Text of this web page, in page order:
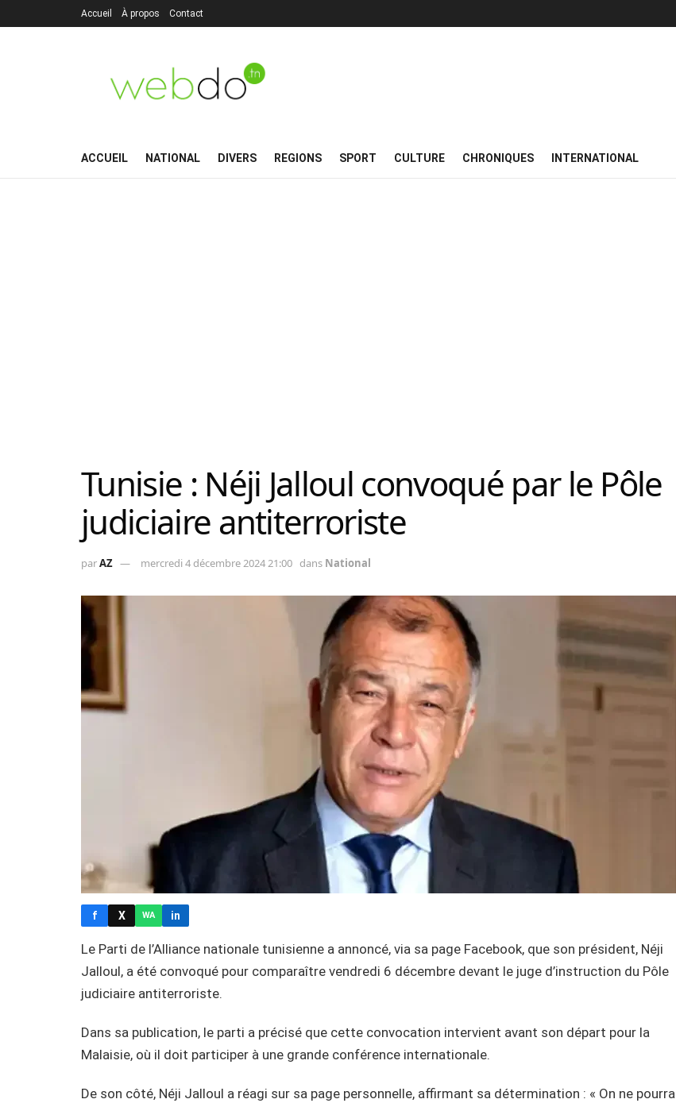
Accueil À propos Contact
ACCUEIL NATIONAL DIVERS REGIONS SPORT CULTURE CHRONIQUES INTERNATIONAL
Tunisie : Néji Jalloul convoqué par le Pôle
judiciaire antiterroriste
parAZ mercredi 4 décembre 2024 21:00 dans National
f X WA in
Le Parti de l’Alliance nationale tunisienne a annoncé, via sa page Facebook, que son président, Néji
Jalloul, a été convoqué pour comparaître vendredi 6 décembre devant le juge d’instruction du Pôle
judiciaire antiterroriste.
Dans sa publication, le parti a précisé que cette convocation intervient avant son départ pour la
Malaisie, où il doit participer à une grande conférence internationale.
De son côté, Néji Jalloul a réagi sur sa page personnelle, affirmant sa détermination : « On ne pourra